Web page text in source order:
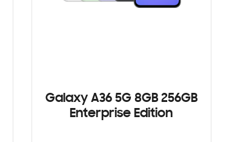
Galaxy A36 5G 8GB 256GB
Enterprise Edition